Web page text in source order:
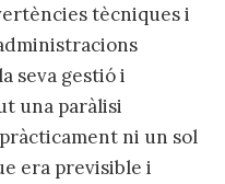
tècniques i
seva gestió i
una paràlisi
ni un sol
era previsible i